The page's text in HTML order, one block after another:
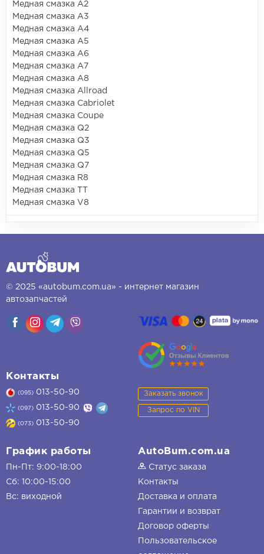
Медная смазка A2
Медная смазка A3
Медная смазка A4
Медная смазка A5
Медная смазка A6
Медная смазка A7
Медная смазка A8
Медная смазка Allroad
Медная смазка Cabriolet
Медная смазка Coupe
Медная смазка Q2
Медная смазка Q3
Медная смазка Q5
Медная смазка Q7
Медная смазка R8
Медная смазка TT
Медная смазка V8
© 2025 «autobum.com.ua» - интернет магазин
автозапчастей
Контакты
(095) 013-50-90
(097) 013-50-90
(073) 013-50-90
Заказать звонок
Запрос по VIN
График работы
Пн-Пт: 9:00-18:00
Сб: 10:00-15:00
Вс: виходной
AutoBum.com.ua
Статус заказа
Контакты
Доставка и оплата
Гарантии и возврат
Договор оферты
Пользовательское